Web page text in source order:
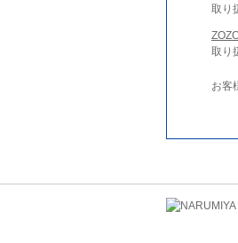
取り
取り
お客